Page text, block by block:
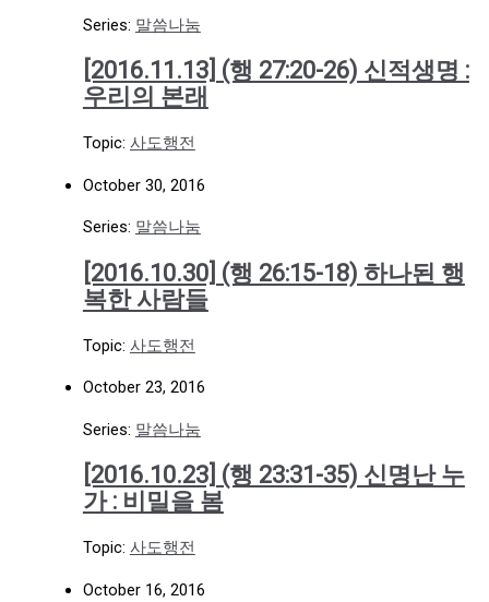
Series: 말씀나눔
[2016.11.13] (행 27:20-26) 신적생명 :
우리의 본래
Topic: 사도행전
October 30, 2016
Series: 말씀나눔
[2016.10.30] (행 26:15-18) 하나된 행
복한 사람들
Topic: 사도행전
October 23, 2016
Series: 말씀나눔
[2016.10.23] (행 23:31-35) 신명난 누
가 : 비밀을 봄
Topic: 사도행전
October 16, 2016